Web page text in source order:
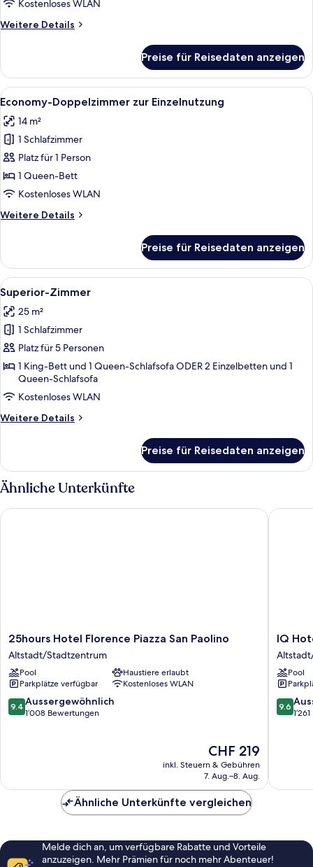
Kostenloses WLAN
Weitere Details
Weitere
Doppelzimmer
zur
Einzelnutzung
Preise für Reisedaten anzeigen
Alle
Fotos
für
Economy-
Doppelzimmer
zur
Einzelnutzung
Ein modernes Schlafzimmer mit
4
Economy-Doppelzimmer zur Einzelnutzung
14 m²
1 Schlafzimmer
Platz für 1 Person
1 Queen-Bett
Kostenloses WLAN
Weitere Details
Weitere
Doppelzimmer
zur
Einzelnutzung
Preise für Reisedaten anzeigen
Alle
Fotos
für
Superior-
Zimmer
anzeigen
Ein modernes Schlafzimmer mit
5
Superior-Zimmer
25 m²
1 Schlafzimmer
Platz für 5 Personen
1 King-Bett und 1 Queen-Schlafsofa ODER 2 Einzelbetten und 1
Queen-Schlafsofa
Kostenloses WLAN
Weitere Details
Weitere
Zimmer
Preise für Reisedaten anzeigen
Ähnliche Unterkünfte
25hours
Hotel
Florence
Piazza
San
Paolino
Altstadt/Stadtzentrum
25hours Hotel Florence Piazza San Paolino
Altstadt/Stadtzentrum
Pool
Haustiere erlaubt
Parkplätze verfügbar
Kostenloses WLAN
9.4
von
9.4 Aussergewöhnlich
1’008 Bewertungen
Der
Preis
beträgt
CHF 219
inkl. Steuern & Gebühren
7. Aug.–8. Aug.
25hours Hotel Florence Piazza San Paolino
IQ
Hotel
Firenze
IQ
Pool
9.6
von
9.6
IQ
Ähnliche Unterkünfte vergleichen
Melde dich an, um verfügbare Rabatte und Vorteile
anzuzeigen. Mehr Prämien für noch mehr Abenteuer!